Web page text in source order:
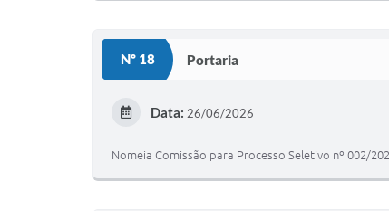
Nº 18 Portaria
Data: 26/06/2026
Nomeia Comissão para Processo Seletivo nº 002/